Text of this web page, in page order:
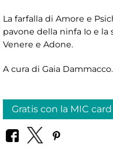
La farfalla di Amore e
pavone della ninfa Io e
Venere e Adone.
A cura di Gaia Dammacco.
Gratis con la MIC card